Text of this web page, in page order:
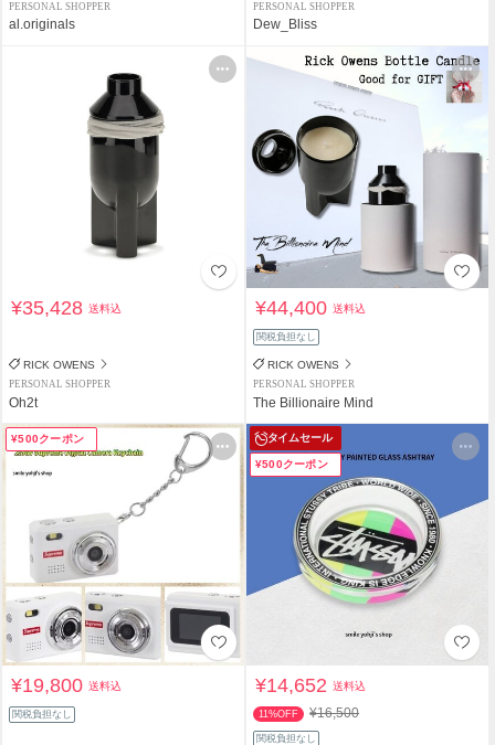
PERSONAL SHOPPER
al.originals
PERSONAL SHOPPER
Dew_Bliss
¥35,428送料込
RICK OWENS
PERSONAL SHOPPER
Oh2t
¥44,400送料込
関税負担なし
RICK OWENS
PERSONAL SHOPPER
The Billionaire Mind
¥500クーポン
¥19,800送料込
関税負担なし
タイムセール
¥500クーポン
¥14,652送料込
11%OFF ¥16,500
関税負担なし